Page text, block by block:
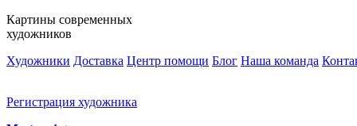
Картины современных
художников
Художники Доставка Центр помощи Блог Наша команда
Регистрация художника